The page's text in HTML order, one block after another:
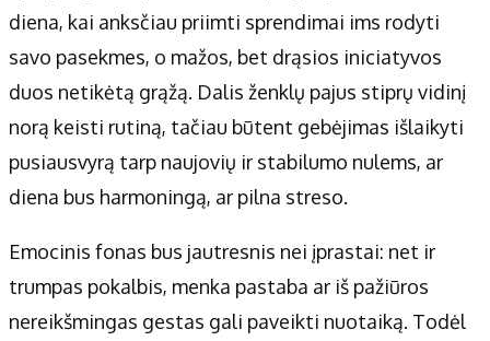
diena, kai anksčiau priimti sprendimai ims rodyti
savo pasekmes, o mažos, bet drąsios iniciatyvos
duos netikėtą grąžą. Dalis ženklų pajus stiprų vidinį
norą keisti rutiną, tačiau būtent gebėjimas išlaikyti
pusiausvyrą tarp naujovių ir stabilumo nulems, ar
diena bus harmoningą, ar pilna streso.
Emocinis fonas bus jautresnis nei įprastai: net ir
trumpas pokalbis, menka pastaba ar iš pažiūros
nereikšmingas gestas gali paveikti nuotaiką. Todėl